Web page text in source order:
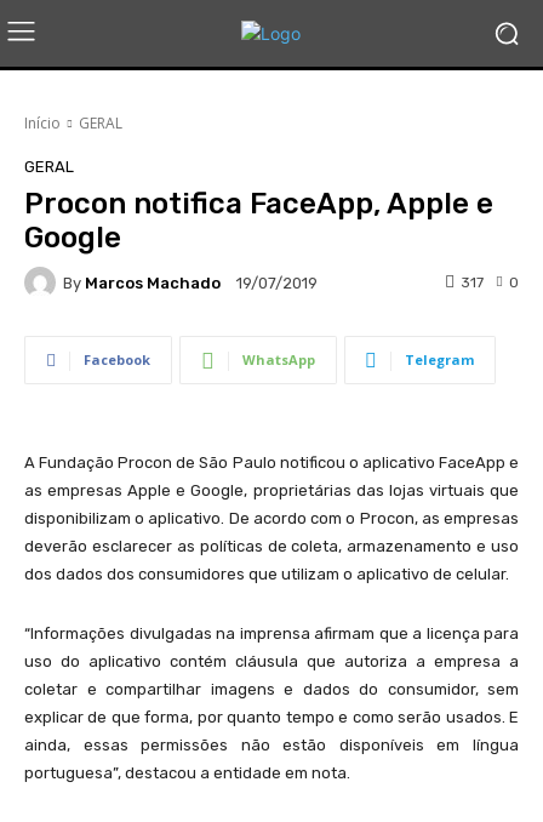
Início GERAL
GERAL
Procon notifica FaceApp, Apple e
Google
By Marcos Machado 19/07/2019 0
317
Facebook WhatsApp Telegram
A Fundação Procon de São Paulo notificou o aplicativo FaceApp e
as empresas Apple e Google, proprietárias das lojas virtuais que
disponibilizam o aplicativo. De acordo com o Procon, as empresas
deverão esclarecer as políticas de coleta, armazenamento e uso
dos dados dos consumidores que utilizam o aplicativo de celular.
“Informações divulgadas na imprensa afirmam que a licença para
uso do aplicativo contém cláusula que autoriza a empresa a
coletar e compartilhar imagens e dados do consumidor, sem
explicar de que forma, por quanto tempo e como serão usados. E
ainda, essas permissões não estão disponíveis em língua
portuguesa”, destacou a entidade em nota.